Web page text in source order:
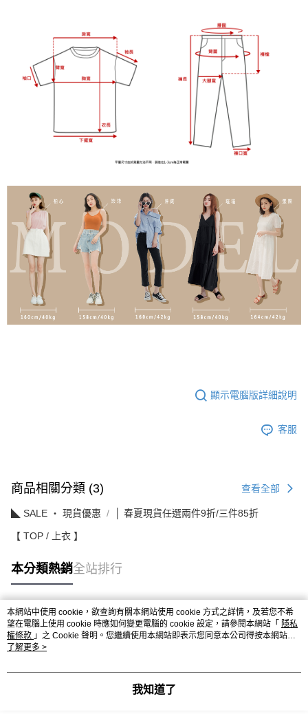
顯示電腦版詳細說明
客服
商品相關分類 (3) 查看全部
◣ SALE ‧ 現貨優惠 │ 春夏現貨任選兩件9折/三件85折
【 TOP / 上衣 】
本分類熱銷全站排行
熱門標籤
本網站中使用 cookie，欲查詢有關本網站使用 cookie 方式之詳情，及若您不希
望在電腦上使用 cookie 時應如何變更電腦的 cookie 設定，請參閱本網站「 隱私
權條款 」之 Cookie 聲明。您繼續使用本網站即表示您同意本公司得按本網站使
用條款之 Cookie 聲明使用 cookie。
了解更多 >
我知道了